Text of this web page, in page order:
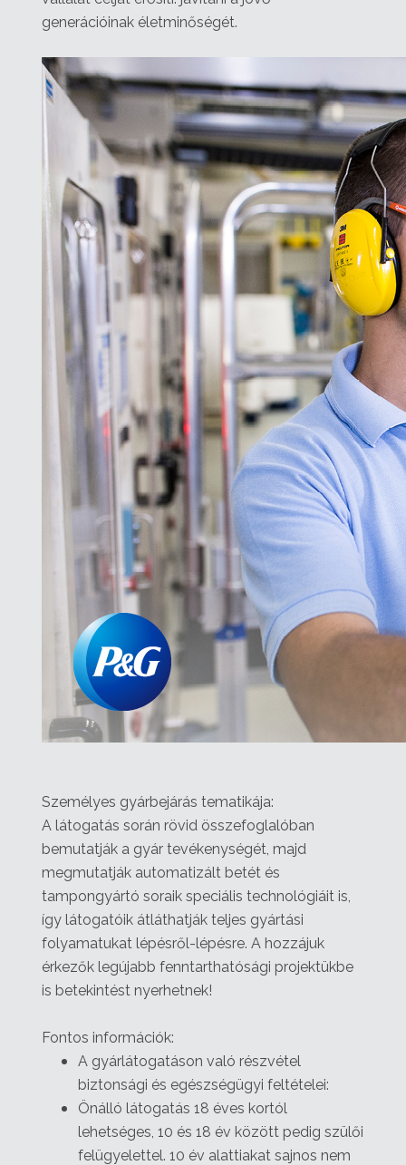
generációinak életminőségét.
Személyes gyárbejárás tematikája:
A látogatás során rövid összefoglalóban
bemutatják a gyár tevékenységét, majd
megmutatják automatizált betét és
tampongyártó soraik speciális technológiáit is,
így látogatóik átláthatják teljes gyártási
folyamatukat lépésről-lépésre. A hozzájuk
érkezők legújabb fenntarthatósági projektükbe
is betekintést nyerhetnek!
Fontos információk:
A gyárlátogatáson való részvétel
biztonsági és egészségügyi feltételei:
Önálló látogatás 18 éves kortól
lehetséges, 10 és 18 év között pedig szülői
felügyelettel. 10 év alattiakat sajnos nem